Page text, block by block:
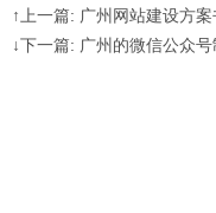
↑上一篇: 广州网站建设方
↓下一篇: 广州的微信公众